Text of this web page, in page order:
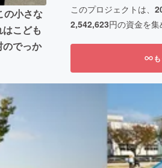
の小さな
こども
でっか
このプロジェクトは、
2,542,623円の資金を集